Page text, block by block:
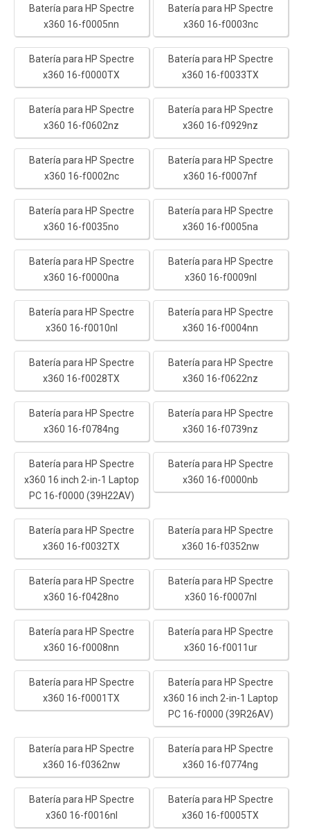
Batería para HP Spectre
x360 16-f0005nn
Batería para HP Spectre
x360 16-f0003nc
Batería para HP Spectre
x360 16-f0000TX
Batería para HP Spectre
x360 16-f0033TX
Batería para HP Spectre
x360 16-f0602nz
Batería para HP Spectre
x360 16-f0929nz
Batería para HP Spectre
x360 16-f0002nc
Batería para HP Spectre
x360 16-f0007nf
Batería para HP Spectre
x360 16-f0035no
Batería para HP Spectre
x360 16-f0005na
Batería para HP Spectre
x360 16-f0000na
Batería para HP Spectre
x360 16-f0009nl
Batería para HP Spectre
x360 16-f0010nl
Batería para HP Spectre
x360 16-f0004nn
Batería para HP Spectre
x360 16-f0028TX
Batería para HP Spectre
x360 16-f0622nz
Batería para HP Spectre
x360 16-f0784ng
Batería para HP Spectre
x360 16-f0739nz
Batería para HP Spectre
x360 16 inch 2-in-1 Laptop
PC 16-f0000 (39H22AV)
Batería para HP Spectre
x360 16-f0000nb
Batería para HP Spectre
x360 16-f0032TX
Batería para HP Spectre
x360 16-f0352nw
Batería para HP Spectre
x360 16-f0428no
Batería para HP Spectre
x360 16-f0007nl
Batería para HP Spectre
x360 16-f0008nn
Batería para HP Spectre
x360 16-f0011ur
Batería para HP Spectre
x360 16-f0001TX
Batería para HP Spectre
x360 16 inch 2-in-1 Laptop
PC 16-f0000 (39R26AV)
Batería para HP Spectre
x360 16-f0362nw
Batería para HP Spectre
x360 16-f0774ng
Batería para HP Spectre
x360 16-f0016nl
Batería para HP Spectre
x360 16-f0005TX